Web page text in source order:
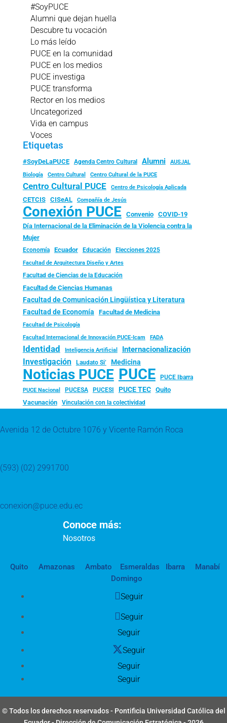
#SoyPUCE
Alumni que dejan huella
Descubre tu vocación
Lo más leído
PUCE en la comunidad
PUCE en los medios
PUCE investiga
PUCE transforma
Rector en los medios
Uncategorized
Vida en campus
Voces
Etiquetas
#SoyDeLaPUCE Agenda Centro Cultural Alumni
AUSJAL
Biología
Centro Cultural Centro Cultural de la PUCE
Centro Cultural PUCE Centro de Psicología Aplicada
CETCIS CISeAL Compañía de Jesús
Conexión PUCE Convenio
COVID-19
Día Internacional de la Eliminación de la Violencia contra la
Mujer
Economía Ecuador Educación Elecciones 2025
Facultad de Arquitectura Diseño y Artes
Facultad de Ciencias de la Educación
Facultad de Ciencias Humanas
Facultad de Comunicación Lingüística y Literatura
Facultad de Economía Facultad de Medicina
Facultad de Psicología
Facultad Internacional de Innovación PUCE-Icam FADA
Identidad Inteligencia Artificial Internacionalización
Investigación Laudato Si’ Medicina
Noticias PUCE PUCE PUCE Ibarra
PUCE Nacional PUCESA PUCESI PUCE TEC
Quito
Vacunación
Vinculación con la colectividad
Avenida 12 de Octubre 1076 y Vicente Ramón Roca
(593) (02) 2991700
conexion@puce.edu.ec
Conoce más:
Nosotros
Quito Amazonas Ambato Esmeraldas Ibarra
Manabí
Domingo
Seguir
Seguir
Seguir
Seguir
Seguir
Seguir
© Todos los derechos reservados - Pontificia Universidad Católica del